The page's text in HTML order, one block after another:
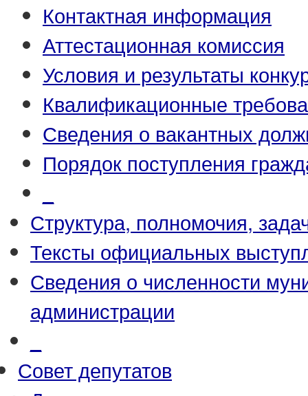
Контактная информация
Аттестационная комиссия
Условия и результаты
Квалификационные
Сведения о вакантных
Порядок поступления
Структура, полномочия,
Тексты официальных
Сведения о численности
администрации
Совет депутатов